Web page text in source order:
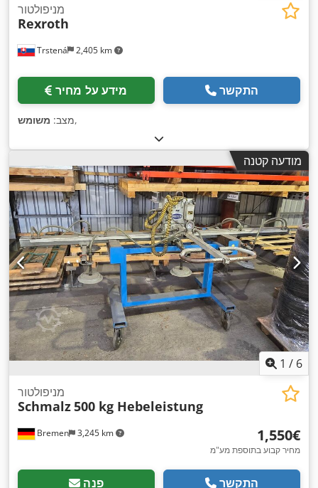
Trstená 2,405 km
מניפולטור
Rexroth
מידע על מחיר התקשר
מצב: משומש ,
מודעה קטנה
1 / 6
Bremen 3,245 km
מניפולטור
Schmalz500 kg Hebeleistung
‏1,550 ‏€
מחיר קבוע בתוספת מע"מ
פנה התקשר